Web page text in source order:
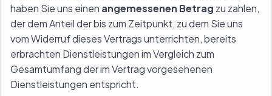
haben Sie uns einen angemessenen Betrag zu zahlen,
der dem Anteil der bis zum Zeitpunkt, zu dem Sie uns
vom Widerruf dieses Vertrags unterrichten, bereits
erbrachten Dienstleistungen im Vergleich zum
Gesamtumfang der im Vertrag vorgesehenen
Dienstleistungen entspricht.